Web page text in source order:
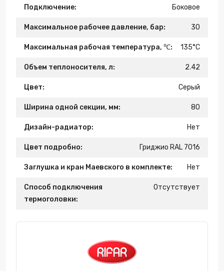
Подключение: Боковое
Максимальное рабочее давление, бар: 30
Максимальная рабочая температура, ℃: 135°C
Объем теплоносителя, л: 2.42
Цвет: Серый
Ширина одной секции, мм: 80
Дизайн-радиатор: Нет
Цвет подробно: Гриджио RAL 7016
Заглушка и кран Маевского в комплекте: Нет
Способ подключения
термоголовки:
Отсутствует